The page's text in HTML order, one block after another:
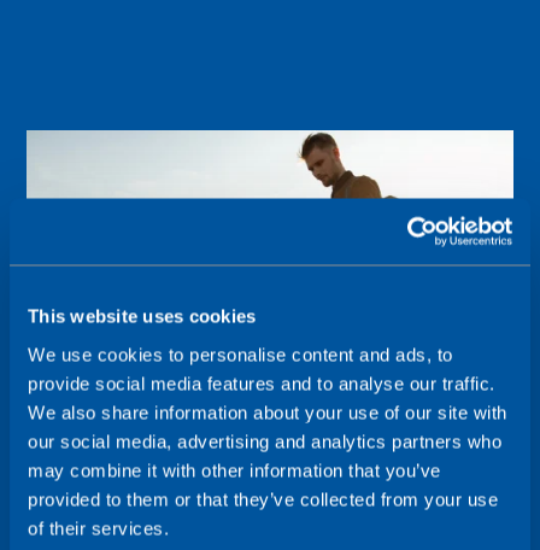
This website uses cookies
We use cookies to personalise content and ads, to
provide social media features and to analyse our traffic.
We also share information about your use of our site with
our social media, advertising and analytics partners who
may combine it with other information that you’ve
provided to them or that they’ve collected from your use
of their services.